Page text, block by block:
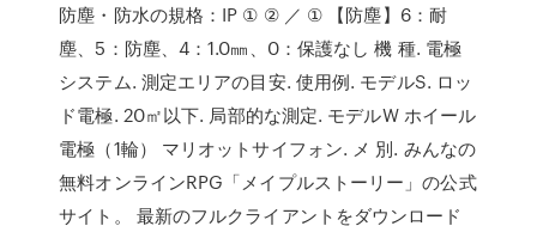
防塵・防水の規格：IP ① ② ／ ① 【防塵】6：耐
塵、5：防塵、4：1.0㎜、0：保護なし 機 種. 電極
システム. 測定エリアの目安. 使用例. モデルS. ロッ
ド電極. 20㎡以下. 局部的な測定. モデルW ホイール
電極（1輪） マリオットサイフォン. メ 別. みんなの
無料オンラインRPG「メイプルストーリー」の公式
サイト。 最新のフルクライアントをダウンロード